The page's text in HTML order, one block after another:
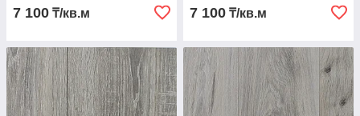
7 100 ₸/кв.м 7 100 ₸/кв.м